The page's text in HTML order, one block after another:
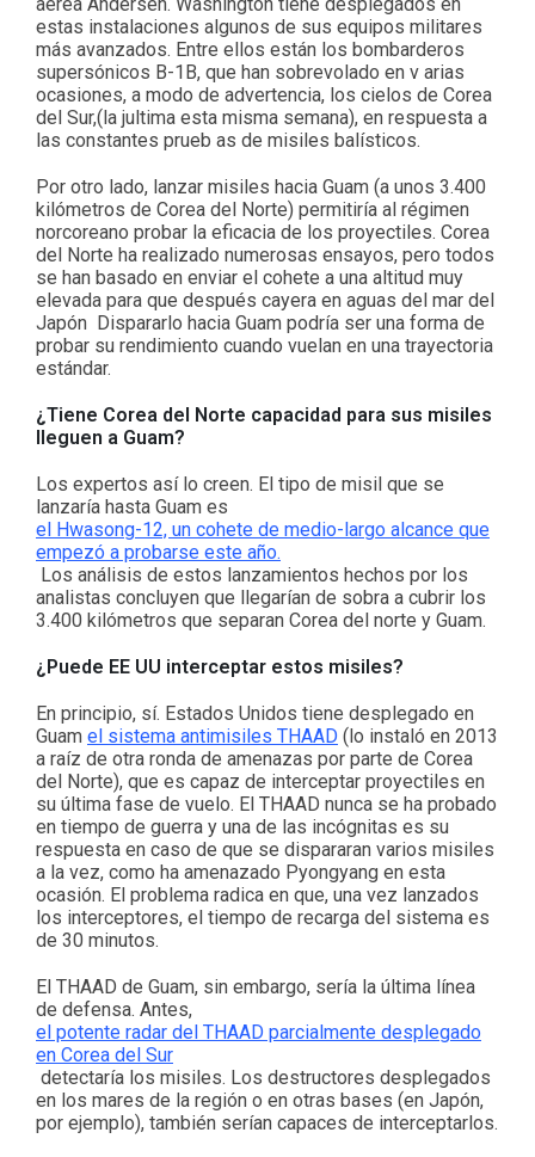
estas instalaciones algunos de sus equipos militares
más avanzados. Entre ellos están los bombarderos
supersónicos B-1B, que han sobrevolado en v arias
ocasiones, a modo de advertencia, los cielos de Corea
del Sur,(la jultima esta misma semana), en respuesta a
las constantes prueb as de misiles balísticos.
Por otro lado, lanzar misiles hacia Guam (a unos 3.400
kilómetros de Corea del Norte) permitiría al régimen
norcoreano probar la eficacia de los proyectiles. Corea
del Norte ha realizado numerosas ensayos, pero todos
se han basado en enviar el cohete a una altitud muy
elevada para que después cayera en aguas del mar del
Japón Dispararlo hacia Guam podría ser una forma de
probar su rendimiento cuando vuelan en una trayectoria
estándar.
¿Tiene Corea del Norte capacidad para sus misiles
lleguen a Guam?
Los expertos así lo creen. El tipo de misil que se
lanzaría hasta Guam es
el Hwasong-12, un cohete de medio-largo alcance que
empezó a probarse este año.
Los análisis de estos lanzamientos hechos por los
analistas concluyen que llegarían de sobra a cubrir los
3.400 kilómetros que separan Corea del norte y Guam.
¿Puede EE UU interceptar estos misiles?
En principio, sí. Estados Unidos tiene desplegado en
Guam el sistema antimisiles THAAD (lo instaló en 2013
a raíz de otra ronda de amenazas por parte de Corea
del Norte), que es capaz de interceptar proyectiles en
su última fase de vuelo. El THAAD nunca se ha probado
en tiempo de guerra y una de las incógnitas es su
respuesta en caso de que se dispararan varios misiles
a la vez, como ha amenazado Pyongyang en esta
ocasión. El problema radica en que, una vez lanzados
los interceptores, el tiempo de recarga del sistema es
de 30 minutos.
El THAAD de Guam, sin embargo, sería la última línea
de defensa. Antes,
el potente radar del THAAD parcialmente desplegado
en Corea del Sur
detectaría los misiles. Los destructores desplegados
en los mares de la región o en otras bases (en Japón,
por ejemplo), también serían capaces de interceptarlos.